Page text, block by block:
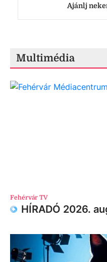
Ajánlj
Multimédia
Fehérvár TV
HÍRADÓ 2026.